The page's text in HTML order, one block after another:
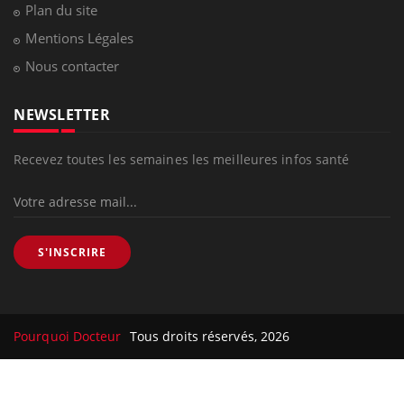
Plan du site
Mentions Légales
Nous contacter
NEWSLETTER
Recevez toutes les semaines les meilleures infos santé
S'INSCRIRE
Pourquoi Docteur Tous droits réservés, 2026